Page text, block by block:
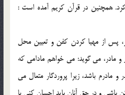
همچنین در قرآن كریم آمده است :
پس از مهیا كردن كفن و تعیین محل
مادر، مى گوید: مى خواهم مادامى كه
مادرم باشد، زیرا پروردگار متعال مى